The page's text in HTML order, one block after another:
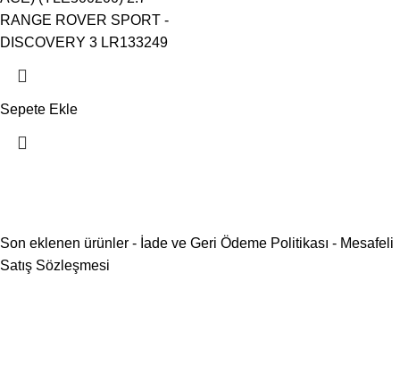
RANGE ROVER SPORT -
DISCOVERY 3 LR133249
Sepete Ekle
Son eklenen ürünler - İade ve Geri Ödeme Politikası - Mesafeli
Satış Sözleşmesi